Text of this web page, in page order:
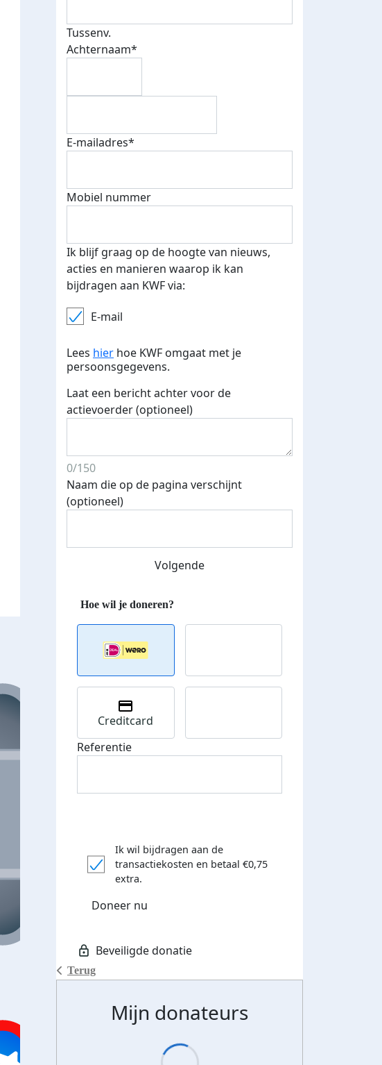
We beginnen met trainen! Op 11 oktober 2026 ga ik de
marathon in Eindhoven rennen. Voor nu nog de rustige
beginnen met 5 kilometer.
Deel op
E-mails verstuurd
Bij 500 euro aan donaties ontvang
je je speciale KWF t-shirt!
Tussenv.
Achternaam*
E-mailadres*
Mobiel nummer
Ik blijf graag op de hoogte van nieuws,
acties en manieren waarop ik kan
bijdragen aan KWF via:
E-mail
Lees hier hoe KWF omgaat met je
persoonsgegevens.
Laat een bericht achter voor de
actievoerder (optioneel)
0/150
Naam die op de pagina verschijnt
(optioneel)
Volgende
Terug
Creditcard
Referentie
Ik wil bijdragen aan de
transactiekosten en betaal €0,75
extra.
Doneer nu
Mijn donateurs